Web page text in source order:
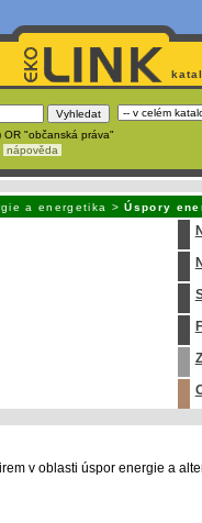
OR "občanská práva"
nápověda
a energetika >Úspory
v oblasti úspor energie a